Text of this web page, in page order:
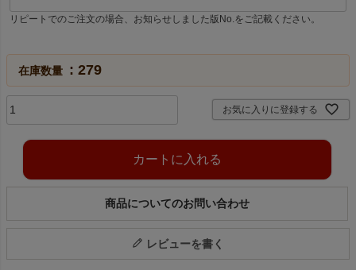
リピートでのご注文の場合、お知らせしました版No.をご記載ください。
在庫数量 279
お気に入りに登録する
カートに入れる
商品についてのお問い合わせ
レビューを書く